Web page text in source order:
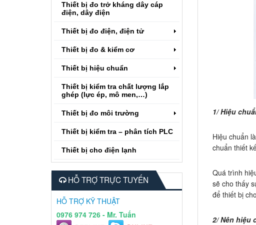
Thiết bị đo trở kháng dây cáp
điện, dây điện
Thiết bị đo điện, điện tử
Thiết bị đo & kiểm cơ
Thiết bị hiệu chuẩn
Thiết bị kiểm tra chất lượng lắp
ghép (lực ép, mô men,…)
Thiết bị đo môi trường
Thiết bị kiểm tra – phân tích PLC
Thiết bị cho điện lạnh
HỖ TRỢ TRỰC TUYẾN
HỖ TRỢ KỸ THUẬT
0976 974 726 - Mr. Tuấn
1/ Hiệu
Hiệu chuẩn
chuẩn thiết
Quá trình
sẽ cho thấy
để thiết bị
2/ Nên hiệu